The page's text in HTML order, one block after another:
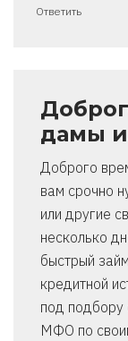
Ответить
дамы
Доброго
вам срочно
или другие
несколько
быстрый
кредитной
под подбору
МФО по